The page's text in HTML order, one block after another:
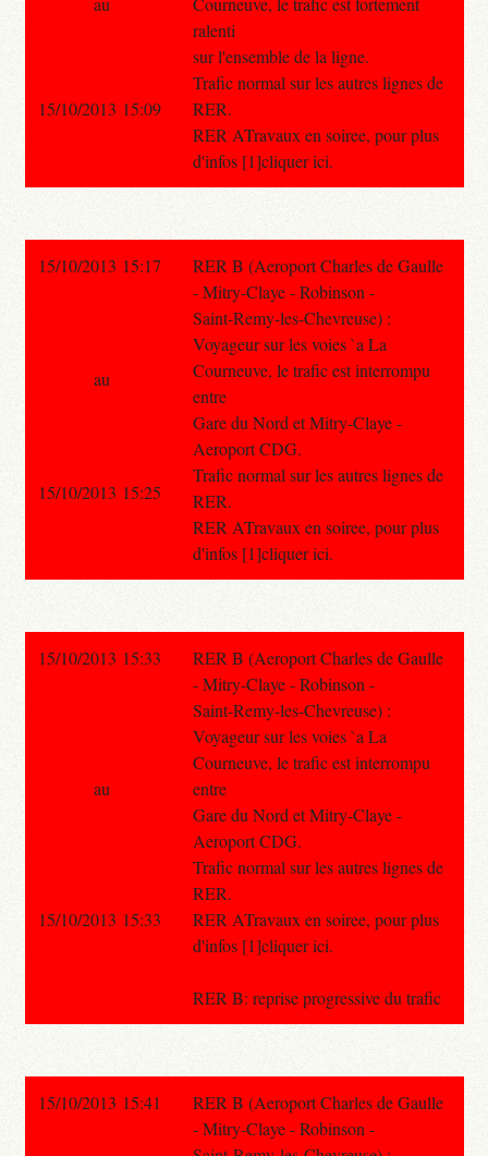
ralenti
sur l'ensemble de la ligne.
Trafic normal sur les autres lignes de
RER.
RER ATravaux en soiree, pour plus
d'infos [1]cliquer ici.
15/10/2013 15:09
15/10/2013 15:17
RER B (Aeroport Charles de Gaulle
- Mitry-Claye - Robinson -
Saint-Remy-les-Chevreuse) :
Voyageur sur les voies `a La
Courneuve, le trafic est interrompu
entre
Gare du Nord et Mitry-Claye -
Aeroport CDG.
Trafic normal sur les autres lignes de
RER.
RER ATravaux en soiree, pour plus
d'infos [1]cliquer ici.
au
15/10/2013 15:25
15/10/2013 15:33
RER B (Aeroport Charles de Gaulle
- Mitry-Claye - Robinson -
Saint-Remy-les-Chevreuse) :
Voyageur sur les voies `a La
Courneuve, le trafic est interrompu
entre
Gare du Nord et Mitry-Claye -
Aeroport CDG.
Trafic normal sur les autres lignes de
RER.
RER ATravaux en soiree, pour plus
d'infos [1]cliquer ici.
RER B: reprise progressive du trafic
au
15/10/2013 15:33
15/10/2013 15:41
RER B (Aeroport Charles de Gaulle
- Mitry-Claye - Robinson -